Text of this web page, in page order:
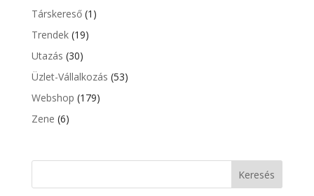
Társkereső(1)
Trendek(19)
Utazás (30)
Üzlet-Vállalkozás (53)
Webshop (179)
Zene (6)